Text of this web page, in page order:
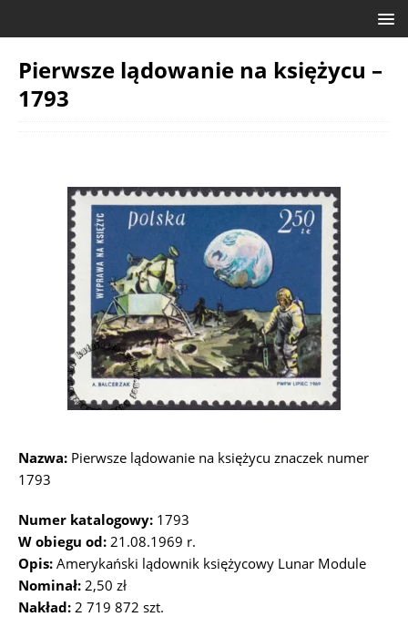
Pierwsze lądowanie na księżycu –
1793
Nazwa: Pierwsze lądowanie na księżycu znaczek numer
1793
Numer katalogowy: 1793
W obiegu od: 21.08.1969 r.
Opis: Amerykański lądownik księżycowy Lunar Module
Nominał: 2,50 zł
Nakład: 2 719 872 szt.